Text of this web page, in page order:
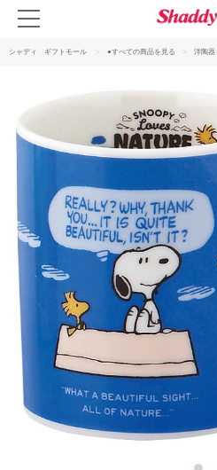
シャディ ギフトモール ●すべての商品を見る 洋陶器